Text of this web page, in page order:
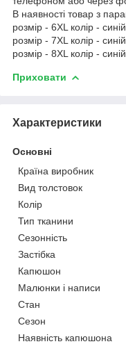
В наявності товар з
розмір - 6XL колір - синій
розмір - 7XL колір - синій
розмір - 8XL колір - синій
Приховати
Характеристики
Основні
Країна виробник
Вид толстовок
Колір
Тип тканини
Сезонність
Застібка
Капюшон
Малюнки і написи
Стан
Сезон
Наявність капюшона